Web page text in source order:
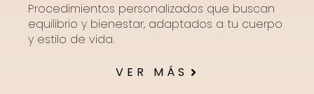
Procedimientos personalizados que buscan
equilibrio y bienestar, adaptados a tu cuerpo
y estilo de vida.
VER MÁS